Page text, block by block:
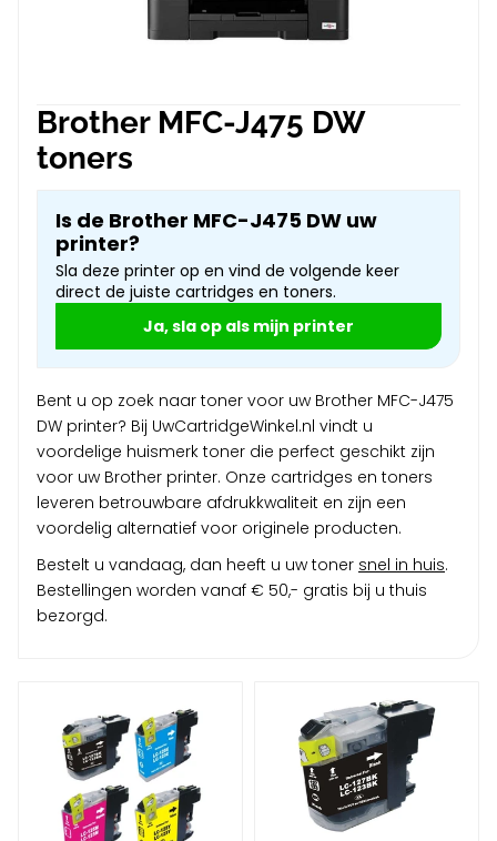
Brother MFC-J475 DW
toners
Is de Brother MFC-J475 DW uw
printer?
Sla deze printer op en vind de volgende keer
direct de juiste cartridges en toners.
Ja, sla op als mijn printer
Bent u op zoek naar toner voor uw Brother MFC-J475
DW printer? Bij UwCartridgeWinkel.nl vindt u
voordelige huismerk toner die perfect geschikt zijn
voor uw Brother printer. Onze cartridges en toners
leveren betrouwbare afdrukkwaliteit en zijn een
voordelig alternatief voor originele producten.
Bestelt u vandaag, dan heeft u uw toner snel in huis.
Bestellingen worden vanaf € 50,- gratis bij u thuis
bezorgd.